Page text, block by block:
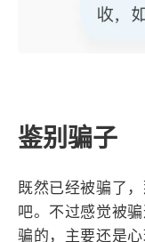
鉴别骗子
既然已经被骗了
吧。不过感觉被
骗的，主要还是心